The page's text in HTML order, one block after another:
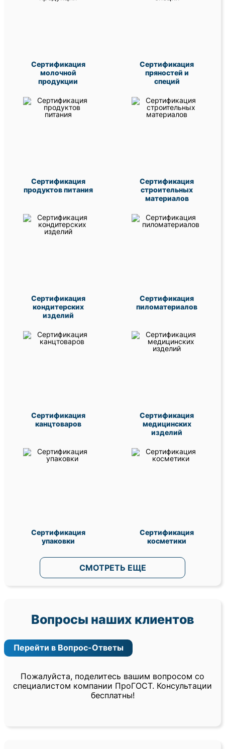
Сертификация
молочной
продукции
Сертификация
пряностей и
специй
Сертификация
продуктов питания
Сертификация
строительных
материалов
Сертификация
кондитерских
изделий
Сертификация
пиломатериалов
Сертификация
канцтоваров
Сертификация
медицинских
изделий
Сертификация
упаковки
Сертификация
косметики
СМОТРЕТЬ ЕЩЕ
Вопросы наших клиентов
Перейти в Вопрос-Ответы
Пожалуйста, поделитесь вашим вопросом со
специалистом компании ПроГОСТ. Консультации
бесплатны!